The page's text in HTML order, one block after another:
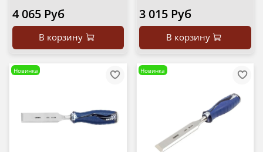
4 065 Руб
В корзину
3 015 Руб
В корзину
Новинка Новинка